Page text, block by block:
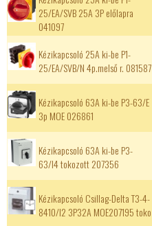
25/EA/SVB 25A 3P előlapra
041097
Kézikapcsoló 25A ki-be P1-
25/EA/SVB/N 4p.melső r. 081587
Kézikapcsoló 63A ki-be P3-63/E
3p MOE 026861
Kézikapcsoló 63A ki-be P3-
63/I4 tokozott 207356
Kézikapcsoló Csillag-Delta T3-4-
8410/I2 3P32A MOE207195 toko